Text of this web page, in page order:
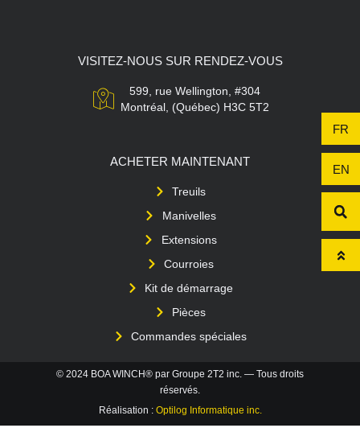
VISITEZ-NOUS SUR RENDEZ-VOUS
599, rue Wellington, #304
Montréal, (Québec) H3C 5T2
ACHETER MAINTENANT
Treuils
Manivelles
Extensions
Courroies
Kit de démarrage
Pièces
Commandes spéciales
© 2024 BOA WINCH® par Groupe 2T2 inc. — Tous droits
réservés.
Réalisation : Optilog Informatique inc.
FR
EN